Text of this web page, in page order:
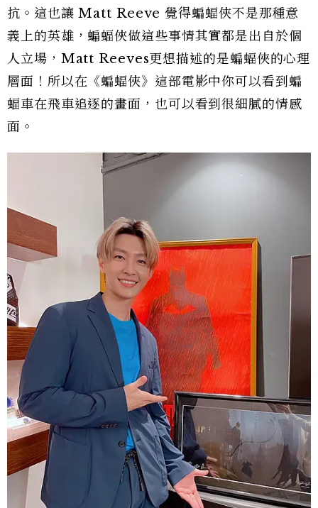
抗。這也讓 Matt Reeve 覺得蝙蝠俠不是那種意
義上的英雄，蝙蝠俠做這些事情其實都是出自於個
人立場，Matt Reeves更想描述的是蝙蝠俠的心理
層面！所以在《蝙蝠俠》這部電影中你可以看到蝙
蝠車在飛車追逐的畫面，也可以看到很細膩的情感
面。